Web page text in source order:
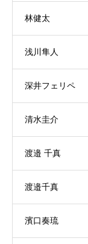
林健太
浅川隼人
深井フェリペ
清水圭介
渡邉 千真
渡邉千真
濱口奏琉